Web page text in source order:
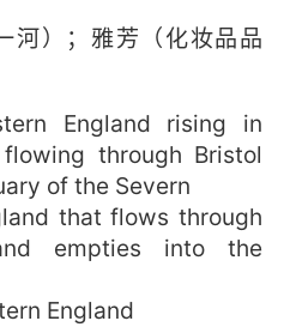
河）；雅芳（化妆品品
England rising in
through Bristol
of the Severn
that flows through
empties into the
England